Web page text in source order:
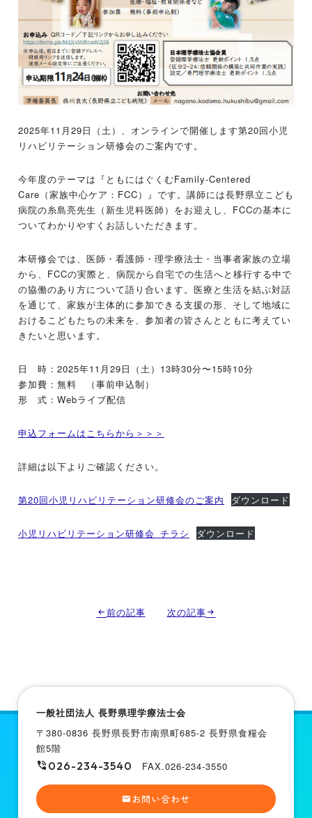
2025年11月29日（土）、オンラインで開催します第20回小児
リハビリテーション研修会のご案内です。
今年度のテーマは『ともにはぐくむFamily-Centered
Care（家族中心ケア：FCC）』です。講師には長野県立こども
病院の糸島亮先生（新生児科医師）をお迎えし、FCCの基本に
ついてわかりやすくお話しいただきます。
本研修会では、医師・看護師・理学療法士・当事者家族の立場
から、FCCの実際と、病院から自宅での生活へと移行する中で
の協働のあり方について語り合います。医療と生活を結ぶ対話
を通じて、家族が主体的に参加できる支援の形、そして地域に
おけるこどもたちの未来を、参加者の皆さんとともに考えてい
きたいと思います。
日 時：2025年11月29日（土）13時30分〜15時10分
参加費：無料 （事前申込制）
形 式：Webライブ配信
申込フォームはこちらから＞＞＞
詳細は以下よりご確認ください。
第20回小児リハビリテーション研修会のご案内 ダウンロード
小児リハビリテーション研修会_チラシ ダウンロード
前の記事 次の記事
一般社団法人 長野県理学療法士会
〒380-0836 長野県長野市南県町685-2 長野県食糧会
館5階
026-234-3540 FAX.026-234-3550
お問い合わせ